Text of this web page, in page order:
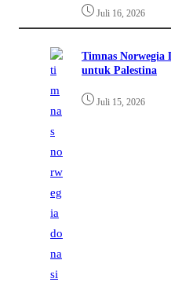
Juli 16, 2026
Timnas Norwegia
untuk Palestina
Juli 15, 2026